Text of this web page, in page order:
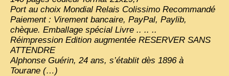
Port au choix Mondial Relais Colissimo Recommandé
Paiement : Virement bancaire, PayPal, Paylib,
chèque. Emballage spécial Livre .. .. ..
Réimpression Edition augmentée RESERVER SANS
ATTENDRE
Alphonse Guérin, 24 ans, s’établit dès 1896 à
Tourane (…)